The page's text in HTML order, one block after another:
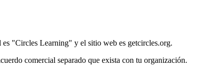
"Circles Learning" y el sitio web es getcircles.org.
comercial separado que exista con tu organización.